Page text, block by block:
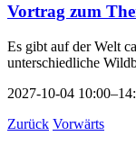
Vortrag zum
Es gibt auf der Welt
unterschiedliche
2027-10-04
Zurück Vorwärts